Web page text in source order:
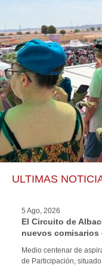
ULTIMAS
5 Ago, 2026
El Circuito de
nuevos comisarios
Medio centenar de
de Participación,